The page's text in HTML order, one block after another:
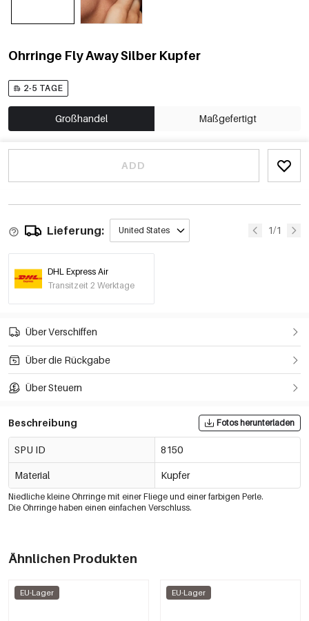
Ohrringe Fly Away Silber Kupfer
2-5 TAGE
Großhandel Maßgefertigt
ADD
Lieferung: United States 1/1
DHL Express Air
Transitzeit 2 Werktage
Über Verschiffen
Über die Rückgabe
Über Steuern
Beschreibung Fotos herunterladen
SPU ID 8150
Material Kupfer
Niedliche kleine Ohrringe mit einer Fliege und einer farbigen Perle.
Die Ohrringe haben einen einfachen Verschluss.
Ähnlichen Produkten
EU-Lager EU-Lager